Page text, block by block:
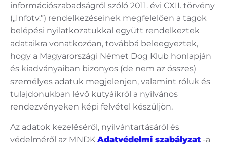
információszabadságról szóló 2011. évi CXII. törvény
(„Infotv.”) rendelkezéseinek megfelelően a tagok
belépési nyilatkozatukkal együtt rendelkeztek
adataikra vonatkozóan, továbbá beleegyeztek,
hogy a Magyarországi Német Dog Klub honlapján
és kiadványaiban bizonyos (de nem az összes)
személyes adatuk megjelenjen, valamint róluk és
tulajdonukban lévő kutyáikról a nyilvános
rendezvényeken képi felvétel készüljön.
Az adatok kezeléséről, nyilvántartásáról és
védelméről az MNDK Adatvédelmi szabályzat-a